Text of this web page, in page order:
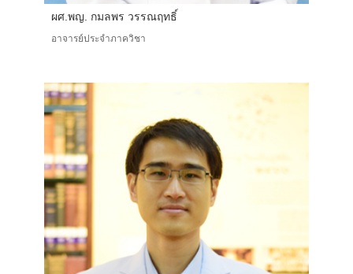
ผศ.พญ. กมลพร วรรณฤทธิ์
อาจารย์ประจำภาควิชา